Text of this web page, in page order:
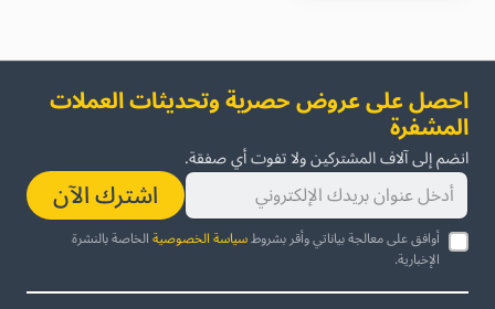
احصل على عروض حصرية وتحديثات العملات
المشفرة
انضم إلى آلاف المشتركين ولا تفوت أي صفقة.
اشترك الآن
أوافق على معالجة بياناتي وأقر بشروطسياسة الخصوصيةالخاصة بالنشرة
الإخبارية.